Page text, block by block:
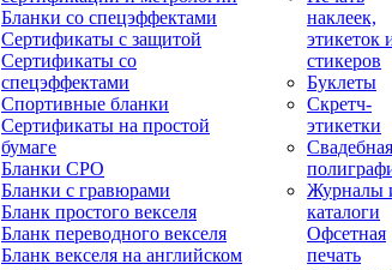
Бланки со спецэффектами
Сертификаты с защитой
Сертификаты со
спецэффектами
Спортивные бланки
Cертификаты на простой
бумаге
Бланки СРО
Бланки с гравюрами
Бланк простого векселя
Бланк переводного векселя
Бланк векселя на английском
наклеек,
этикеток
стикеров
Буклеты
Скретч-
этикетки
Свадебная
Журналы
каталоги
Офсетная
печать